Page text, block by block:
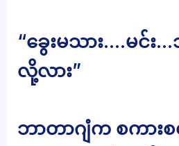
“ခွေးမသား….မင်း
လို့လား”
ဘာတာဂျံက စကား